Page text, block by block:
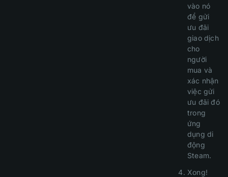
vào nó
để gửi
ưu đãi
giao dịch
cho
người
mua và
xác nhận
việc gửi
ưu đãi đó
trong
ứng
dụng di
động
Steam.
Xong!